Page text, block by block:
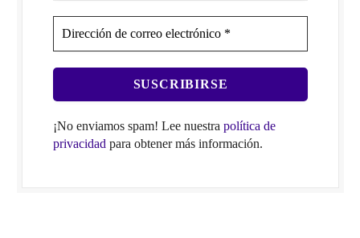
¡No enviamos spam! Lee nuestra política de
privacidad para obtener más información.